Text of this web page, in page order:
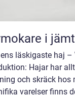
i
läskigaste haj –
Hajar har
och skräck hos
varelser finns